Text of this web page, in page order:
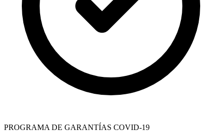
PROGRAMA DE GARANTÍAS COVID-19